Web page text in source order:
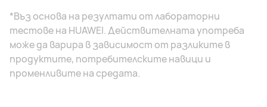
*Въз основа на резултати от лабораторни
тестове на HUAWEI. Действителната употреба
може да варира в зависимост от разликите в
продуктите, потребителските навици и
променливите на средата.